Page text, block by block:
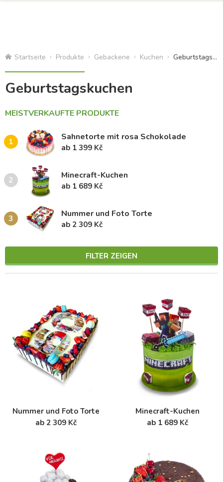
Startseite Produkte Gebackene Kuchen Geburtstagskuchen
Geburtstagskuchen
MEISTVERKAUFTE PRODUKTE
1 Sahnetorte mit rosa Schokolade
ab 1 399 Kč
2 Minecraft-Kuchen
ab 1 689 Kč
3 Nummer und Foto Torte
ab 2 309 Kč
FILTER ZEIGEN
Nummer und Foto Torte
ab 2 309 Kč
Minecraft-Kuchen
ab 1 689 Kč